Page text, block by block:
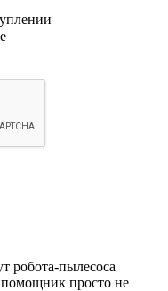
робота-пылесоса
просто не